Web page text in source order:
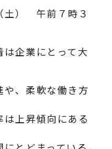
） 午前７時３
企業にとって大
、柔軟な働き方
上昇傾向にある